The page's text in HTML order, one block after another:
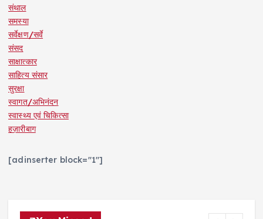
संथाल
समस्या
सर्वेक्षण/सर्वे
संसद
साक्षात्कार
साहित्य संसार
सुरक्षा
स्वागत/अभिनंदन
स्वास्थ्य एवं चिकित्सा
हज़ारीबाग
[adinserter block="1"]